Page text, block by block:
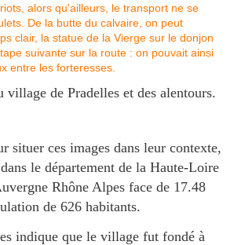
village de Pradelles et des alentours.
situer ces images dans leur contexte,
le département de la Haute-Loire
Rhône Alpes face de 17.48
de 626 habitants.
indique que le village fut fondé à